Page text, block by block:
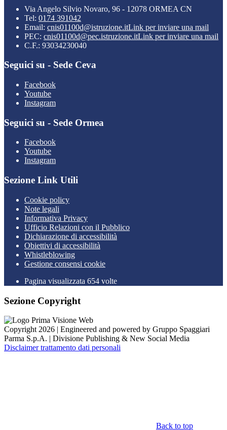
Via Angelo Silvio Novaro, 96 - 12078 ORMEA CN
Tel: 0174 391042
Email: cnis01100d@istruzione.itLink per inviare una mail
PEC: cnis01100d@pec.istruzione.itLink per inviare una mail
C.F.: 93034230040
Seguici su - Sede Ceva
Facebook
Youtube
Instagram
Seguici su - Sede Ormea
Facebook
Youtube
Instagram
Sezione Link Utili
Cookie policy
Note legali
Informativa Privacy
Ufficio Relazioni con il Pubblico
Dichiarazione di accessibilità
Obiettivi di accessibilità
Whistleblowing
Gestione consensi cookie
Pagina visualizzata 654 volte
Sezione Copyright
Copyright 2026 | Engineered and powered by Gruppo Spaggiari
Parma S.p.A. | Divisione Publishing & New Social Media
Disclaimer trattamento dati personali
Back to top